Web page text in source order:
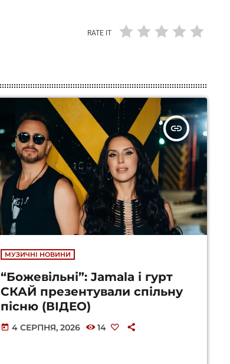
RATE IT
insert_link
МУЗИЧНІ НОВИНИ
“Божевільні”: Jamala і гурт
СКАЙ презентували спільну
пісню (ВІДЕО)
today 4 СЕРПНЯ, 2026 14